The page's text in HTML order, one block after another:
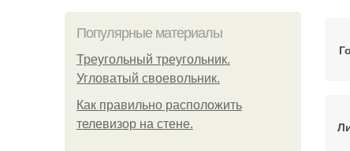
Популярные материалы
Треугольный треугольник.
Угловатый своевольник.
Как правильно расположить
телевизор на стене.